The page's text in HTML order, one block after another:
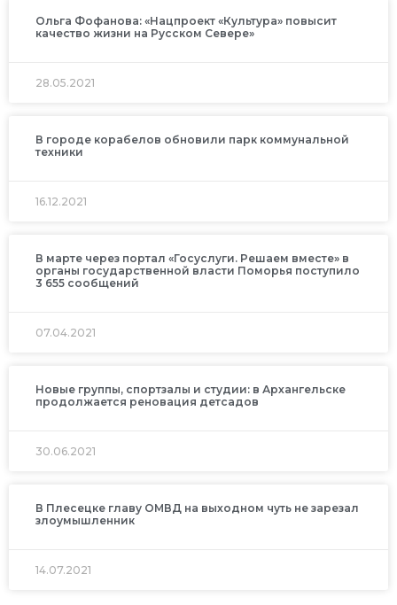
Ольга Фофанова: «Нацпроект «Культура» повысит
качество жизни на Русском Севере»
28.05.2021
В городе корабелов обновили парк коммунальной
техники
16.12.2021
В марте через портал «Госуслуги. Решаем вместе» в
органы государственной власти Поморья поступило
3 655 сообщений
07.04.2021
Новые группы, спортзалы и студии: в Архангельске
продолжается реновация детсадов
30.06.2021
В Плесецке главу ОМВД на выходном чуть не зарезал
злоумышленник
14.07.2021